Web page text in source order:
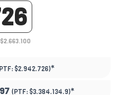
$2.942.726)*
(PTF: $3.384.134.9)*